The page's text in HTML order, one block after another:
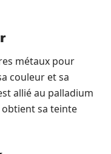
métaux pour
couleur et sa
allié au palladium
obtient sa teinte